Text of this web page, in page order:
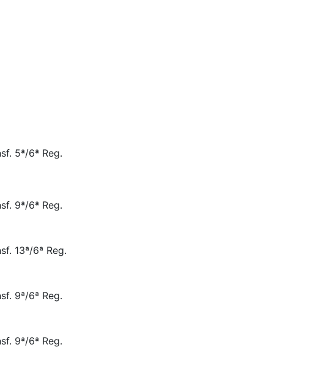
5ª/6ª Reg.
9ª/6ª Reg.
13ª/6ª Reg.
9ª/6ª Reg.
9ª/6ª Reg.